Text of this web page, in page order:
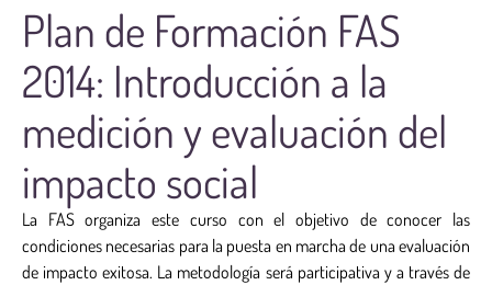
Plan de Formación FAS
2014: Introducción a la
medición y evaluación del
impacto social
La FAS organiza este curso con el objetivo de conocer las
condiciones necesarias para la puesta en marcha de una evaluación
de impacto exitosa. La metodología será participativa y a través de